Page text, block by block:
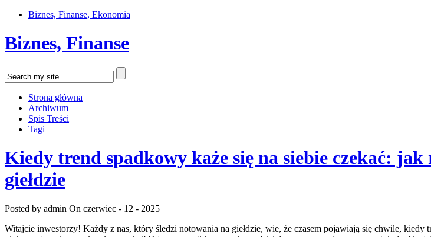
Biznes, Finanse, Ekonomia
Biznes, Finanse
Strona główna
Archiwum
Spis Treści
Tagi
Kiedy trend spadkowy każe się na siebie czekać:
giełdzie
Posted by admin On czerwiec - 12 - 2025
Witajcie inwestorzy! Każdy z nas, który ⁣śledzi notowania na giełdzie, wie, że⁣ czasem pojawiają się chwile,